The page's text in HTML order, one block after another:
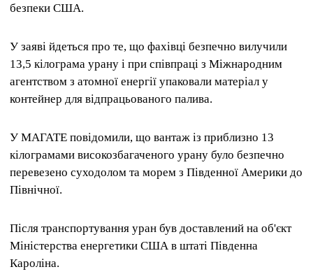
безпеки США.
У заяві йдеться про те, що фахівці безпечно вилучили
13,5 кілограма урану і при співпраці з Міжнародним
агентством з атомної енергії упаковали матеріал у
контейнер для відпрацьованого палива.
У МАГАТЕ повідомили, що вантаж із приблизно 13
кілограмами високозбагаченого урану було безпечно
перевезено суходолом та морем з Південної Америки до
Північної.
Після транспортування уран був доставлений на об'єкт
Міністерства енергетики США в штаті Південна
Кароліна.